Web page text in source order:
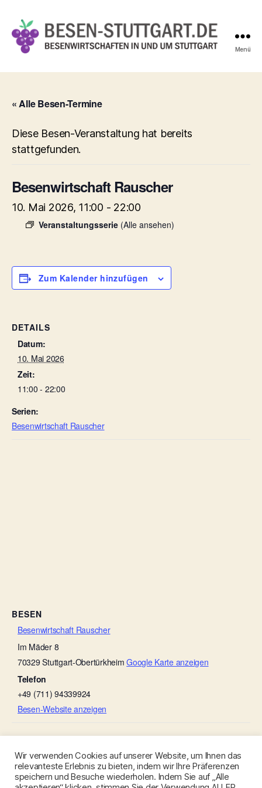
Stuttgart.de
Menü
« Alle Besen-Termine
Diese Besen-Veranstaltung hat bereits
stattgefunden.
Besenwirtschaft Rauscher
10. Mai 2026, 11:00 - 22:00
Veranstaltungsserie (Alle ansehen)
Zum Kalender hinzufügen
DETAILS
Datum:
10. Mai 2026
Zeit:
11:00 - 22:00
Serien:
Besenwirtschaft Rauscher
BESEN
Besenwirtschaft Rauscher
Im Mäder 8
70329 Stuttgart-Obertürkheim Google Karte anzeigen
Telefon
+49 (711) 94339924
Besen-Website anzeigen
Wir verwenden Cookies auf unserer Website, um Ihnen das
relevanteste Erlebnis zu bieten, indem wir Ihre Präferenzen
speichern und Besuche wiederholen. Indem Sie auf „Alle